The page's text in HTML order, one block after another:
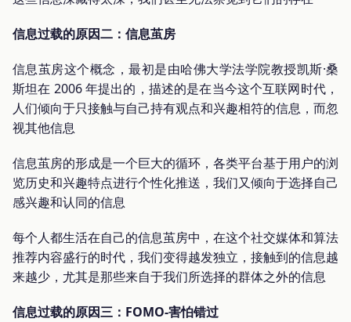
信息过载的原因二：信息茧房
信息茧房这个概念，最初是由哈佛大学法学院教授凯斯·桑
斯坦在 2006 年提出的，描述的是在当今这个互联网时代，
人们倾向于只接触与自己持有观点和兴趣相符的信息，而忽
视其他信息
信息茧房的形成是一个巨大的循环，各类平台基于用户的浏
览历史和兴趣特点进行个性化推送，我们又倾向于选择自己
感兴趣和认同的信息
每个人都生活在自己的信息茧房中，在这个社交媒体和算法
推荐内容盛行的时代，我们变得越发独立，接触到的信息越
来越少，尤其是那些来自于我们所选择的群体之外的信息
信息过载的原因三：FOMO-害怕错过